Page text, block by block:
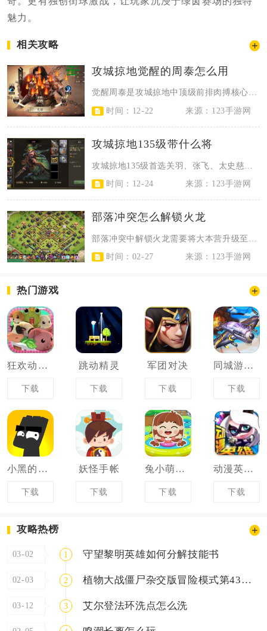
魅力。
相关攻略
攻城掠地觉醒的周泰怎么用
觉醒周泰是攻城掠地中顶级前排肉搏核心，凭借不屈与潮汐之力双觉醒技能，具备极强...
时间：12-22
来源：123手游网
攻城掠地135级带什么将
时间：12-24
来源：123手游网
部落冲突怎么解锁火龙
时间：02-27
来源：123手游网
热门游戏
狂欢动物岛
下载
跳动精灵
下载
军团对决
下载
同城游战机1942
下载
小黑的宝藏2
下载
妖怪手帐
下载
兔小萌幼儿园
下载
动漫英雄大作战
下载
攻略热榜
03-02 1 守望黎明英雄如何分解技能书
02-03 2 植物大战僵尸杂交版冒险模式第43关怎么过关
03-12 3 艾尔登法环洗点怎么洗